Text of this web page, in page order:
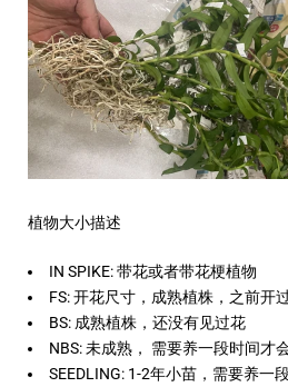
植物大小描述
IN SPIKE: 带花或者带花梗植物
FS: 开花尺寸，成熟植株，之前开
BS: 成熟植株，还没有见过花
NBS: 未成熟， 需要养一段时间才
SEEDLING: 1-2年小苗，需要养一